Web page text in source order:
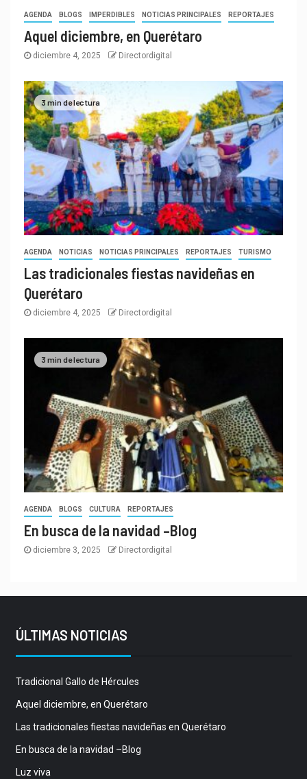
AGENDA BLOGS IMPERDIBLES NOTICIAS PRINCIPALES REPORTAJES
Aquel diciembre, en Querétaro
diciembre 4, 2025 Directordigital
3 min de lectura
AGENDA NOTICIAS NOTICIAS PRINCIPALES REPORTAJES TURISMO
Las tradicionales fiestas navideñas en
Querétaro
diciembre 4, 2025 Directordigital
3 min de lectura
AGENDA BLOGS CULTURA REPORTAJES
En busca de la navidad –Blog
diciembre 3, 2025 Directordigital
ÚLTIMAS NOTICIAS
Tradicional Gallo de Hércules
Aquel diciembre, en Querétaro
Las tradicionales fiestas navideñas en Querétaro
En busca de la navidad –Blog
Luz viva